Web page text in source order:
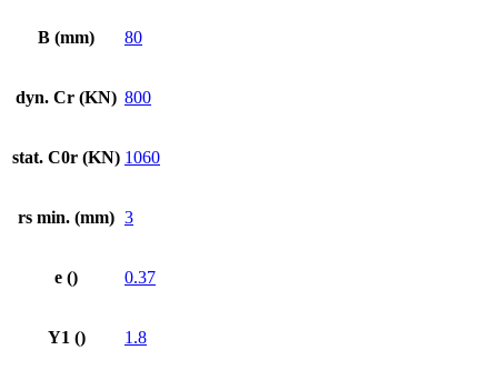
B (mm) 80
dyn. Cr (KN) 800
stat. C0r (KN) 1060
rs min. (mm) 3
e () 0.37
Y1 () 1.8